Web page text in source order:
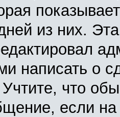
из них.
написать о
что
если на